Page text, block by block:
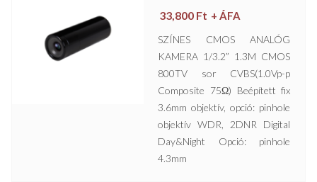
33,800 Ft + ÁFA
SZÍNES CMOS ANALÓG
KAMERA 1/3.2” 1.3M CMOS
800TV sor CVBS(1.0Vp-p
Composite 75Ω) Beépített fix
3.6mm objektív, opció: pinhole
objektív WDR, 2DNR Digital
Day&Night Opció: pinhole
4.3mm